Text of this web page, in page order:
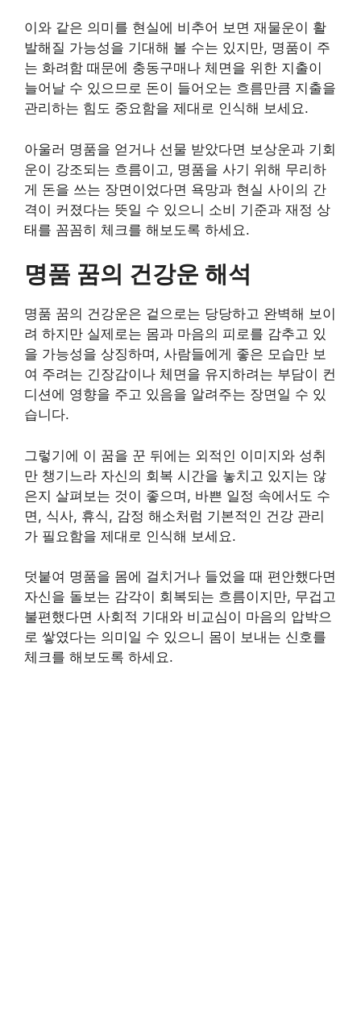
이와 같은 의미를 현실에 비추어 보면 재물운이 활
발해질 가능성을 기대해 볼 수는 있지만, 명품이 주
는 화려함 때문에 충동구매나 체면을 위한 지출이
늘어날 수 있으므로 돈이 들어오는 흐름만큼 지출을
관리하는 힘도 중요함을 제대로 인식해 보세요.
아울러 명품을 얻거나 선물 받았다면 보상운과 기회
운이 강조되는 흐름이고, 명품을 사기 위해 무리하
게 돈을 쓰는 장면이었다면 욕망과 현실 사이의 간
격이 커졌다는 뜻일 수 있으니 소비 기준과 재정 상
태를 꼼꼼히 체크를 해보도록 하세요.
명품 꿈의 건강운 해석
명품 꿈의 건강운은 겉으로는 당당하고 완벽해 보이
려 하지만 실제로는 몸과 마음의 피로를 감추고 있
을 가능성을 상징하며, 사람들에게 좋은 모습만 보
여 주려는 긴장감이나 체면을 유지하려는 부담이 컨
디션에 영향을 주고 있음을 알려주는 장면일 수 있
습니다.
그렇기에 이 꿈을 꾼 뒤에는 외적인 이미지와 성취
만 챙기느라 자신의 회복 시간을 놓치고 있지는 않
은지 살펴보는 것이 좋으며, 바쁜 일정 속에서도 수
면, 식사, 휴식, 감정 해소처럼 기본적인 건강 관리
가 필요함을 제대로 인식해 보세요.
덧붙여 명품을 몸에 걸치거나 들었을 때 편안했다면
자신을 돌보는 감각이 회복되는 흐름이지만, 무겁고
불편했다면 사회적 기대와 비교심이 마음의 압박으
로 쌓였다는 의미일 수 있으니 몸이 보내는 신호를
체크를 해보도록 하세요.